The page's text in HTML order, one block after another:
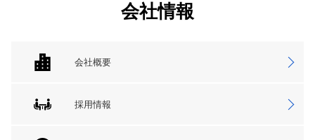
会社情報
会社概要
採用情報